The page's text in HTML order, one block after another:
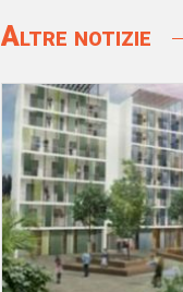
Altre notizie